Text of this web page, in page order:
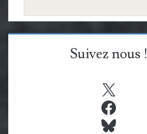
Suivez nous !